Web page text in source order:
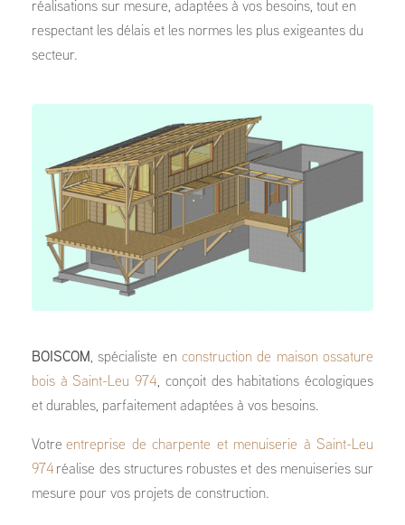
réalisations sur mesure, adaptées à vos besoins, tout en
respectant les délais et les normes les plus exigeantes du
secteur.
BOISCOM , spécialiste en construction de maison ossature
bois à Saint-Leu 974, conçoit des habitations écologiques
et durables, parfaitement adaptées à vos besoins.
Votreentreprise de charpente et menuiserie à Saint-Leu
974 réalise des structures robustes et des menuiseries sur
mesure pour vos projets de construction.